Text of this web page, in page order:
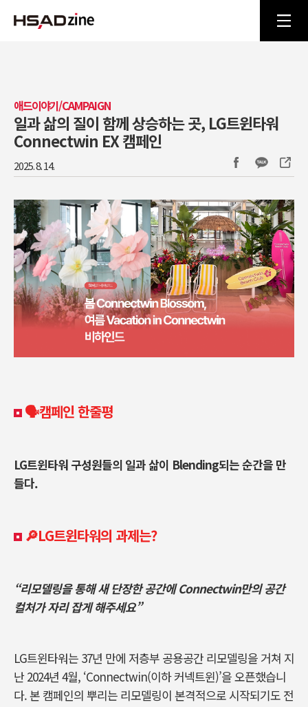
애드이야기/CAMPAIGN
일과 삶의 질이 함께 상승하는 곳, LG트윈타워
Connectwin EX 캠페인
2025. 8. 14.
🗣️캠페인 한줄평
LG트윈타워 구성원들의 일과 삶이 Blending되는 순간을 만
들다.
🔎LG트윈타워의 과제는?
“리모델링을 통해 새 단장한 공간에 Connectwin만의 공간
컬처가 자리 잡게 해주세요”
LG트윈타워는 37년 만에 저층부 공용공간 리모델링을 거쳐 지
난 2024년 4월, ‘Connectwin(이하 커넥트윈)’을 오픈했습니
다. 본 캠페인의 뿌리는 리모델링이 본격적으로 시작되기도 전